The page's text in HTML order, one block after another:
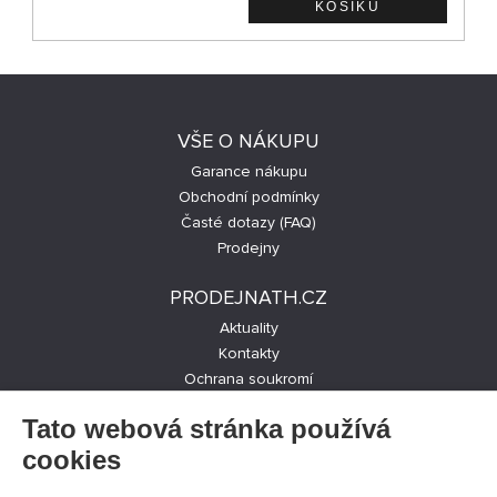
VŠE O NÁKUPU
Garance nákupu
Obchodní podmínky
Časté dotazy (FAQ)
Prodejny
PRODEJNATH.CZ
Aktuality
Kontakty
Ochrana soukromí
SLEDUJTE NÁS NA SOCIÁLNÍCH SÍTÍCH
Tato webová stránka používá
cookies